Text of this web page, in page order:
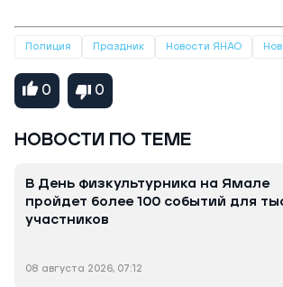
Полиция Праздник Новости ЯНАО
0 0
НОВОСТИ ПО ТЕМЕ
В День физкультурника на Ямале
пройдет более 100 событий для
участников
08 августа 2026, 07:12